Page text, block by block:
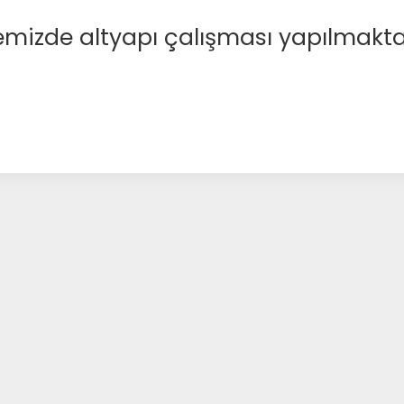
altyapı çalışması